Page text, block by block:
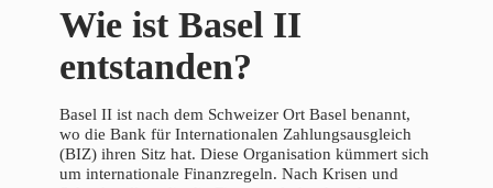
Wie ist Basel II
entstanden?
Basel II ist nach dem Schweizer Ort Basel benannt,
wo die Bank für Internationalen Zahlungsausgleich
(BIZ) ihren Sitz hat. Diese Organisation kümmert sich
um internationale Finanzregeln. Nach Krisen und